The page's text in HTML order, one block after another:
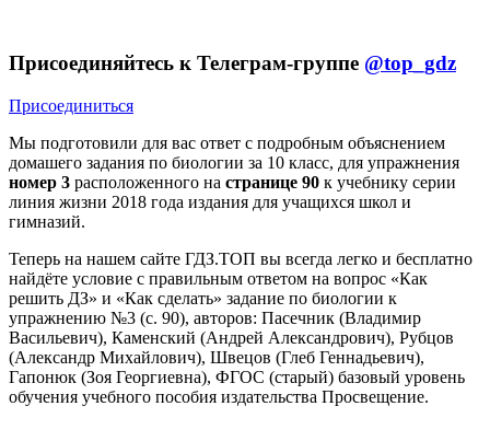
Присоединяйтесь к Телеграм-группе @top_gdz
Присоединиться
Мы подготовили для вас ответ c подробным объяснением
домашего задания по биологии за 10 класс, для упражнения
номер 3 расположенного на странице 90 к учебнику серии
линия жизни 2018 года издания для учащихся школ и
гимназий.
Теперь на нашем сайте ГДЗ.ТОП вы всегда легко и бесплатно
найдёте условие с правильным ответом на вопрос «Как
решить ДЗ» и «Как сделать» задание по биологии к
упражнению №3 (с. 90), авторов: Пасечник (Владимир
Васильевич), Каменский (Андрей Александрович), Рубцов
(Александр Михайлович), Швецов (Глеб Геннадьевич),
Гапонюк (Зоя Георгиевна), ФГОС (старый) базовый уровень
обучения учебного пособия издательства Просвещение.